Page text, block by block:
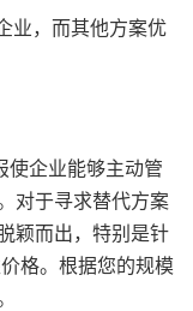
业，而其他方案优
企业能够主动管
对于寻求替代方案
颖而出，特别是针
格。根据您的规模